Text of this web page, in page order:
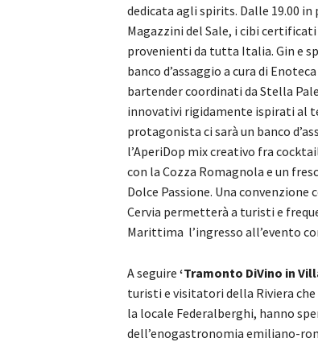
dedicata agli spirits. Dalle 19.00
Magazzini del Sale, i cibi
provenienti da tutta Italia. Gin e
banco d’assaggio a cura di
bartender coordinati da Stella
innovativi rigidamente ispirati al
protagonista ci sarà un banco
l’AperiDop mix creativo fra
con la Cozza Romagnola e un
Dolce Passione. Una
Cervia permetterà a turisti e
Marittima l’ingresso all’evento
A seguire ‘Tramonto DiVino in
turisti e visitatori della Riviera
la locale Federalberghi, hanno
dell’enogastronomia emiliano-